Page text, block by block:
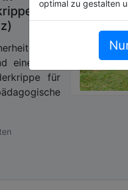
optimal zu gestalten
in
ein
eine klare
für